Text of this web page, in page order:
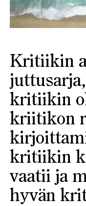
Kritiikin
kritiikin
kriitikon
kritiikin
vaatii ja
hyvän